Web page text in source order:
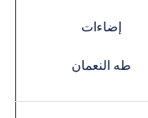
إضاءات
طه النعمان